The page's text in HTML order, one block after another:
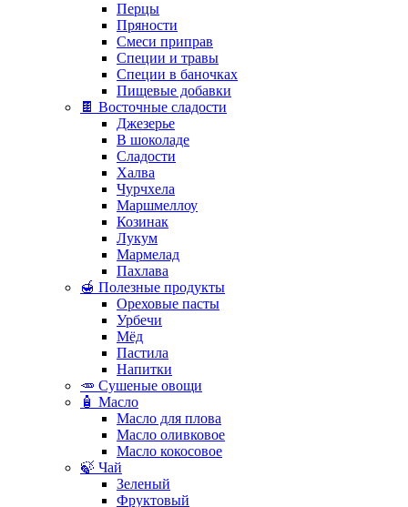
Перцы
Пряности
Смеси приправ
Специи и травы
Специи в баночках
Пищевые добавки
🍫 Восточные сладости
Джезерье
В шоколаде
Сладости
Халва
Чурчхела
Маршмеллоу
Козинак
Лукум
Мармелад
Пахлава
🍯 Полезные продукты
Ореховые пасты
Урбечи
Мёд
Пастила
Напитки
🥕 Сушеные овощи
🧴 Масло
Масло для плова
Масло оливковое
Масло кокосовое
🍃 Чай
Зеленый
Фруктовый